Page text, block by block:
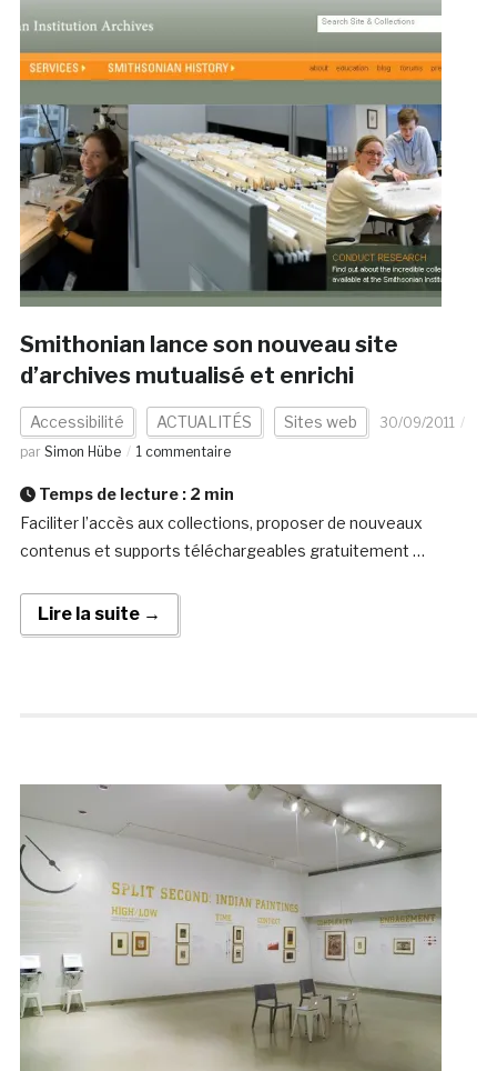
Smithonian lance son nouveau site
d’archives mutualisé et enrichi
Accessibilité ACTUALITÉS Sites web
30/09/2011
par Simon Hübe 1 commentaire
Temps de lecture : 2 min
Faciliter l’accès aux collections, proposer de nouveaux
contenus et supports téléchargeables gratuitement …
Lire la suite →